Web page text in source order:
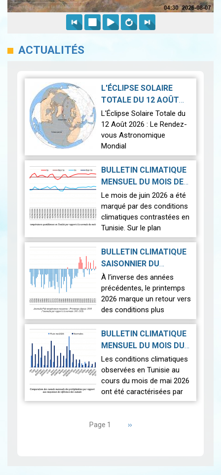
ACTUALITÉS
L'ÉCLIPSE SOLAIRE
TOTALE DU 12 AOÛT
2026|2026-07-21
L'Éclipse Solaire Totale du
12 Août 2026 : Le Rendez-
vous Astronomique
Mondial
Le 12 août 2026, la Terre
connaîtra l'un des
astronomiques les plus
spectaculaires : une…
BULLETIN CLIMATIQUE
MENSUEL DU MOIS DE
JUIN 2026 |2026-07-14
Le mois de juin 2026 a été
marqué par des conditions
climatiques contrastées en
Tunisie. Sur le plan
thermique, des
températures supérieures
aux normales ont été
observées sur l'en…
BULLETIN CLIMATIQUE
SAISONNIER DU
PRINTEMPS 2026|
2026-07-02
À l’inverse des années
précédentes, le printemps
2026 marque un retour vers
des conditions plus
proches de la normale,
avec un léger excédent
thermique de +0,3 °c
Nous r…
BULLETIN CLIMATIQUE
MENSUEL DU MOIS DU
MAI 2026|2026-06-17
Les conditions climatiques
observées en Tunisie au
cours du mois de mai 2026
ont été caractérisées par
des températures proches
répartition spatiale
Page 1 Page
››